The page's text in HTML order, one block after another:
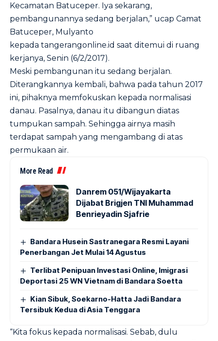
Kecamatan Batuceper. Iya sekarang,
pembangunannya sedang berjalan,” ucap Camat
Batuceper, Mulyanto
kepada tangerangonline.id saat ditemui di ruang
kerjanya, Senin (6/2/2017).
Meski pembangunan itu sedang berjalan.
Diterangkannya kembali, bahwa pada tahun 2017
ini, pihaknya memfokuskan kepada normalisasi
danau. Pasalnya, danau itu dibangun diatas
tumpukan sampah. Sehingga airnya masih
terdapat sampah yang mengambang di atas
permukaan air.
More Read
Danrem 051/Wijayakarta
Dijabat Brigjen TNI Muhammad
Benrieyadin Sjafrie
Bandara Husein Sastranegara Resmi Layani
Penerbangan Jet Mulai 14 Agustus
Terlibat Penipuan Investasi Online, Imigrasi
Deportasi 25 WN Vietnam di Bandara Soetta
Kian Sibuk, Soekarno-Hatta Jadi Bandara
Tersibuk Kedua di Asia Tenggara
“Kita fokus kepada normalisasi. Sebab, dulu